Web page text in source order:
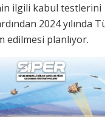
ilgili kabul testlerini
2024 yılında
edilmesi planlıyor.